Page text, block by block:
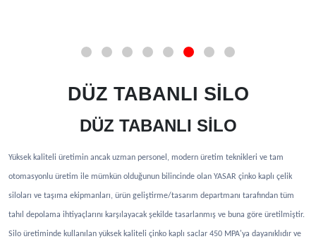
DÜZ TABANLI SİLO
DÜZ TABANLI SİLO
Yüksek kaliteli üretimin ancak uzman personel, modern üretim teknikleri ve tam
otomasyonlu üretim ile mümkün olduğunun bilincinde olan YASAR çinko kaplı çelik
siloları ve taşıma ekipmanları, ürün geliştirme/tasarım departmanı tarafından tüm
tahıl depolama ihtiyaçlarını karşılayacak şekilde tasarlanmış ve buna göre üretilmiştir.
Silo üretiminde kullanılan yüksek kaliteli çinko kaplı saclar 450 MPA'ya dayanıklıdır ve